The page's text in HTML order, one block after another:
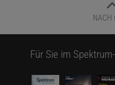
NACH
Für Sie im